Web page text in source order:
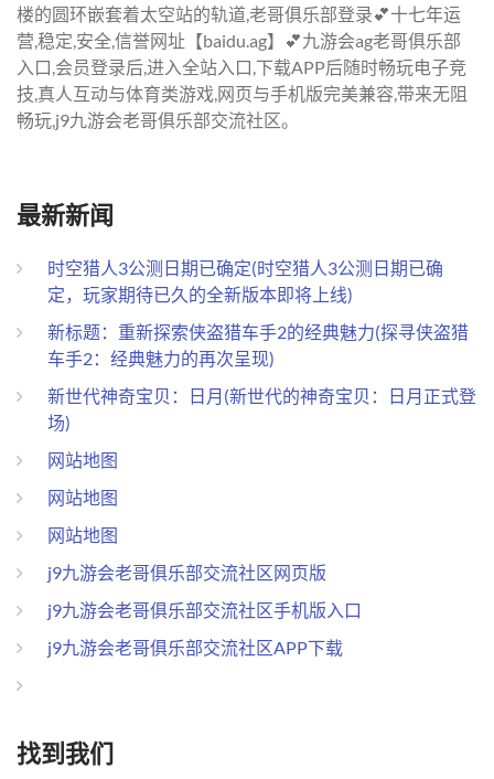
楼的圆环嵌套着太空站的轨道,老哥俱乐部登录💕十七年运
营,稳定,安全,信誉网址【baidu.ag】💕九游会ag老哥俱乐部
入口,会员登录后,进入全站入口,下载APP后随时畅玩电子竞
技,真人互动与体育类游戏,网页与手机版完美兼容,带来无阻
畅玩,j9九游会老哥俱乐部交流社区。
最新新闻
时空猎人3公测日期已确定(时空猎人3公测日期已确
定，玩家期待已久的全新版本即将上线)
新标题：重新探索侠盗猎车手2的经典魅力(探寻侠盗猎
车手2：经典魅力的再次呈现)
新世代神奇宝贝：日月(新世代的神奇宝贝：日月正式登
场)
网站地图
网站地图
网站地图
j9九游会老哥俱乐部交流社区网页版
j9九游会老哥俱乐部交流社区手机版入口
j9九游会老哥俱乐部交流社区APP下载
找到我们